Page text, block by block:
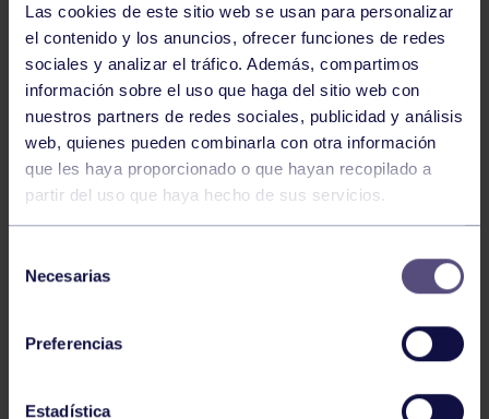
Las cookies de este sitio web se usan para personalizar
el contenido y los anuncios, ofrecer funciones de redes
sociales y analizar el tráfico. Además, compartimos
información sobre el uso que haga del sitio web con
nuestros partners de redes sociales, publicidad y análisis
web, quienes pueden combinarla con otra información
que les haya proporcionado o que hayan recopilado a
partir del uso que haya hecho de sus servicios.
Necesarias
Preferencias
Estadística
Pádel 29 Jul 2026
EL PÁDEL GRUPISTA SUMA ÉXITOS